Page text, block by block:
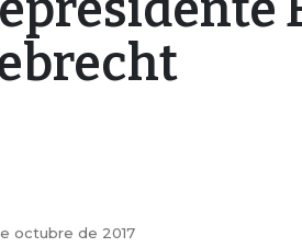
octubre de 2017